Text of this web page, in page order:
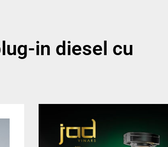
in diesel cu